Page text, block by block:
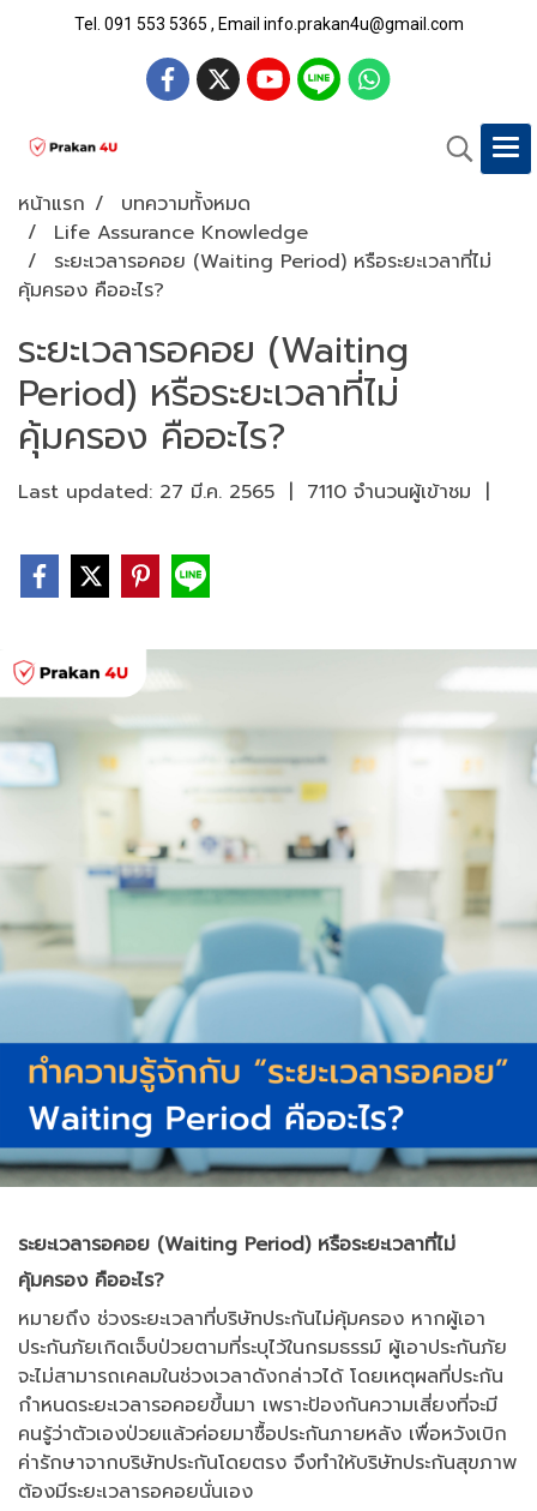
Tel. 091 553 5365 , Email info.prakan4u@gmail.com
หน้าแรก
บทความทั้งหมด
Life Assurance Knowledge
ระยะเวลารอคอย (Waiting Period) หรือระยะเวลาที่ไม่
คุ้มครอง คืออะไร?
ระยะเวลารอคอย (Waiting
Period) หรือระยะเวลาที่ไม่
คุ้มครอง คืออะไร?
Last updated: 27 มี.ค. 2565 | 7110 จำนวนผู้เข้าชม |
ระยะเวลารอคอย (Waiting Period) หรือระยะเวลาที่ไม่
คุ้มครอง คืออะไร?
หมายถึง ช่วงระยะเวลาที่บริษัทประกันไม่คุ้มครอง หากผู้เอา
ประกันภัยเกิดเจ็บป่วยตามที่ระบุไว้ในกรมธรรม์ ผู้เอาประกันภัย
จะไม่สามารถเคลมในช่วงเวลาดังกล่าวได้ โดยเหตุผลที่ประกัน
กำหนดระยะเวลารอคอยขึ้นมา เพราะป้องกันความเสี่ยงที่จะมี
คนรู้ว่าตัวเองป่วยแล้วค่อยมาซื้อประกันภายหลัง เพื่อหวังเบิก
ค่ารักษาจากบริษัทประกันโดยตรง จึงทำให้บริษัทประกันสุขภาพ
ต้องมีระยะเวลารอคอยนั่นเอง